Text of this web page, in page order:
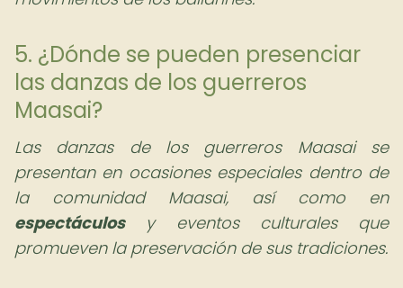
5. ¿Dónde se pueden presenciar
las danzas de los guerreros
Maasai?
Las danzas de los guerreros Maasai se
presentan en ocasiones especiales dentro de
la comunidad Maasai, así como en
espectáculosy eventos culturales que
promueven la preservación de sus tradiciones.